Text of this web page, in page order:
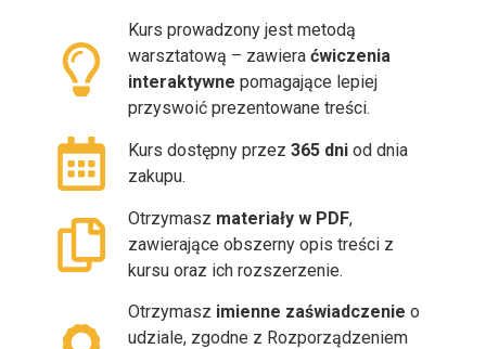
Kurs prowadzony jest metodą
warsztatową – zawiera ćwiczenia
interaktywne pomagające lepiej
przyswoić prezentowane treści.
Kurs dostępny przez 365 dni od dnia
zakupu.
Otrzymasz materiały w PDF,
zawierające obszerny opis treści z
kursu oraz ich rozszerzenie.
Otrzymasz imienne zaświadczenie o
udziale, zgodne z Rozporządzeniem